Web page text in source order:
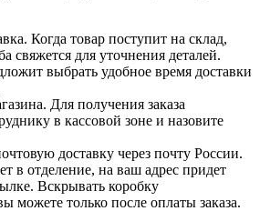
Когда товар поступит на склад,
свяжется для уточнения деталей.
выбрать удобное время доставки
Для получения заказа
в кассовой зоне и назовите
доставку через почту России.
в отделение, на ваш адрес придет
Вскрывать коробку
можете только после оплаты заказа.